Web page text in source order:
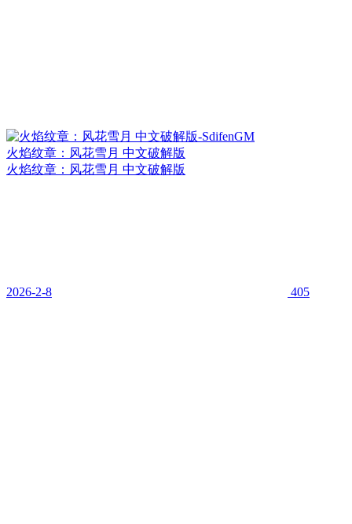
火焰纹章：风花雪月 中文破解版
火焰纹章：风花雪月 中文破解版
2026-2-8 405